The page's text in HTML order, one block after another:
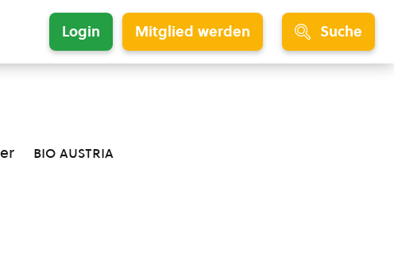
Login Mitglied werden Suche
bio austria